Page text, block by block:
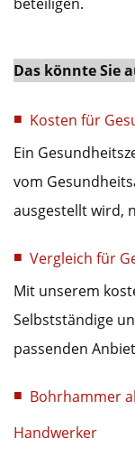
Das könnte Sie
Kosten für
Ein
vom
ausgestellt wird,
Vergleich für
Mit unserem
Selbstständige
passenden
Bohrhammer
Handwerker